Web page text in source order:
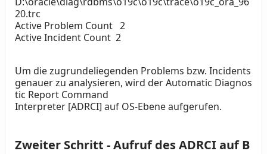
20.trc
Active Problem Count 2
Active Incident Count 2
Um die zugrundeliegenden Problems bzw. Incidents
genauer zu analysieren, wird der Automatic Diagnos
tic Report Command
Interpreter [ADRCI] auf OS-Ebene aufgerufen.
Zweiter Schritt - Aufruf des ADRCI auf B